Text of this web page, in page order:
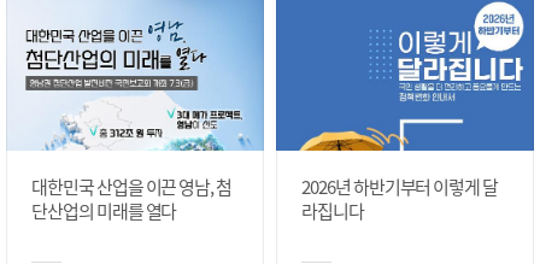
대한민국 산업을 이끈 영남, 첨
단산업의 미래를 열다
2026년 하반기부터 이렇게 달
라집니다